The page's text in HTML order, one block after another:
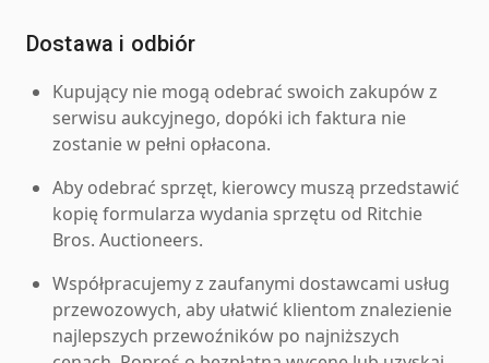
Dostawa i odbiór
Kupujący nie mogą odebrać swoich zakupów z
serwisu aukcyjnego, dopóki ich faktura nie
zostanie w pełni opłacona.
Aby odebrać sprzęt, kierowcy muszą przedstawić
kopię formularza wydania sprzętu od Ritchie
Bros. Auctioneers.
Współpracujemy z zaufanymi dostawcami usług
przewozowych, aby ułatwić klientom znalezienie
najlepszych przewoźników po najniższych